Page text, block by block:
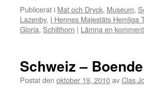
Publicerat i Mat och Dryck, Museum,
Lazenby, I Hennes Majestäts Hemliga
Gloria, Schilthorn | Lämna en
Schweiz – Boende
Postat den oktober 19, 2010avClas